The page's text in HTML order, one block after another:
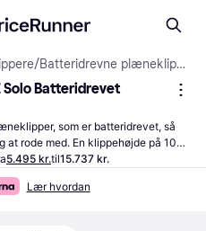
/ Batteridrevne plæneklippere
Solo Batteridrevet
som er batteridrevet, så
at rode med. En klippehøjde på 100
har nået at vokse sig højt.
5.495 kr.til15.737 kr.
Lær hvordan